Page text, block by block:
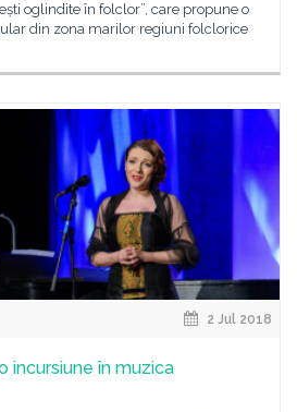
oglindite în folclor”, care propune o
din zona marilor regiuni folclorice
2 Jul 2018
incursiune în muzica